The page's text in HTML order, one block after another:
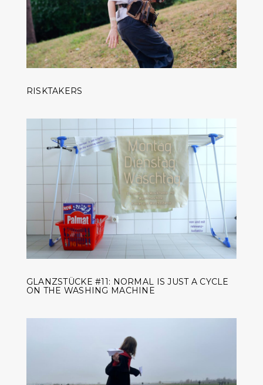
RISKTAKERS
GLANZSTÜCKE #11: NORMAL IS JUST A CYCLE
ON THE WASHING MACHINE